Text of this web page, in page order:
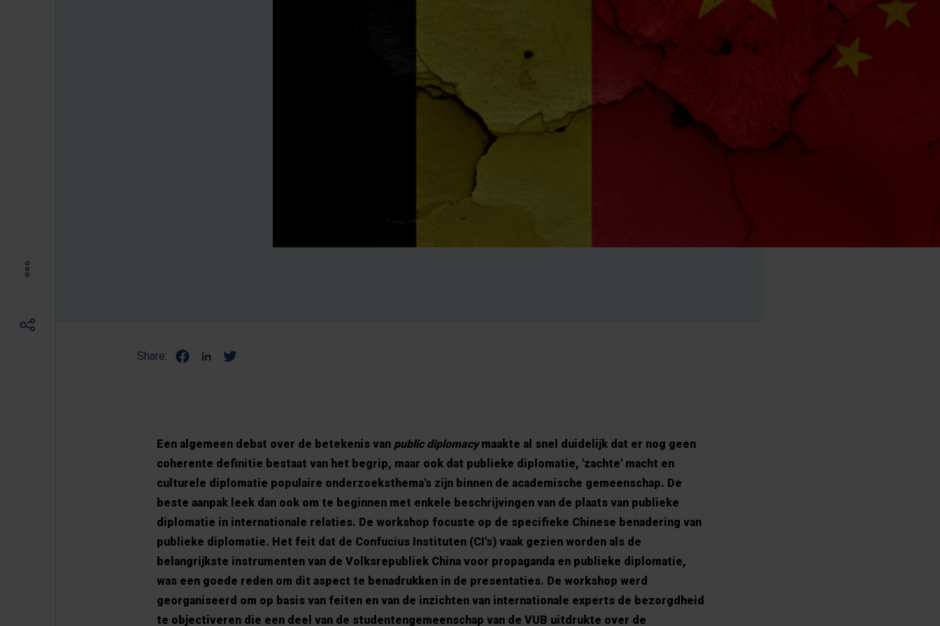
Share:
Een algemeen debat over de betekenis van public diplomacymaakte al snel duidelijk dat er nog geen
coherente definitie bestaat van het begrip, maar ook dat publieke diplomatie, 'zachte' macht en
culturele diplomatie populaire onderzoeksthema's zijn binnen de academische gemeenschap. De
beste aanpak leek dan ook om te beginnen met enkele beschrijvingen van de plaats van publieke
diplomatie in internationale relaties. De workshop focuste op de specifieke Chinese benadering van
publieke diplomatie. Het feit dat de Confucius Instituten (CI's) vaak gezien worden als de
belangrijkste instrumenten van de Volksrepubliek China voor propaganda en publieke diplomatie,
was een goede reden om dit aspect te benadrukken in de presentaties. De workshop werd
georganiseerd om op basis van feiten en van de inzichten van internationale experts de bezorgdheid
te objectiveren die een deel van de studentengemeenschap van de VUB uitdrukte over de